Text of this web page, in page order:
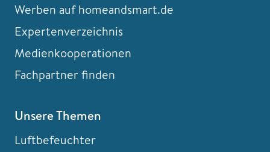
Werben auf homeandsmart.de
Expertenverzeichnis
Medienkooperationen
Fachpartner finden
Unsere Themen
Luftbefeuchter